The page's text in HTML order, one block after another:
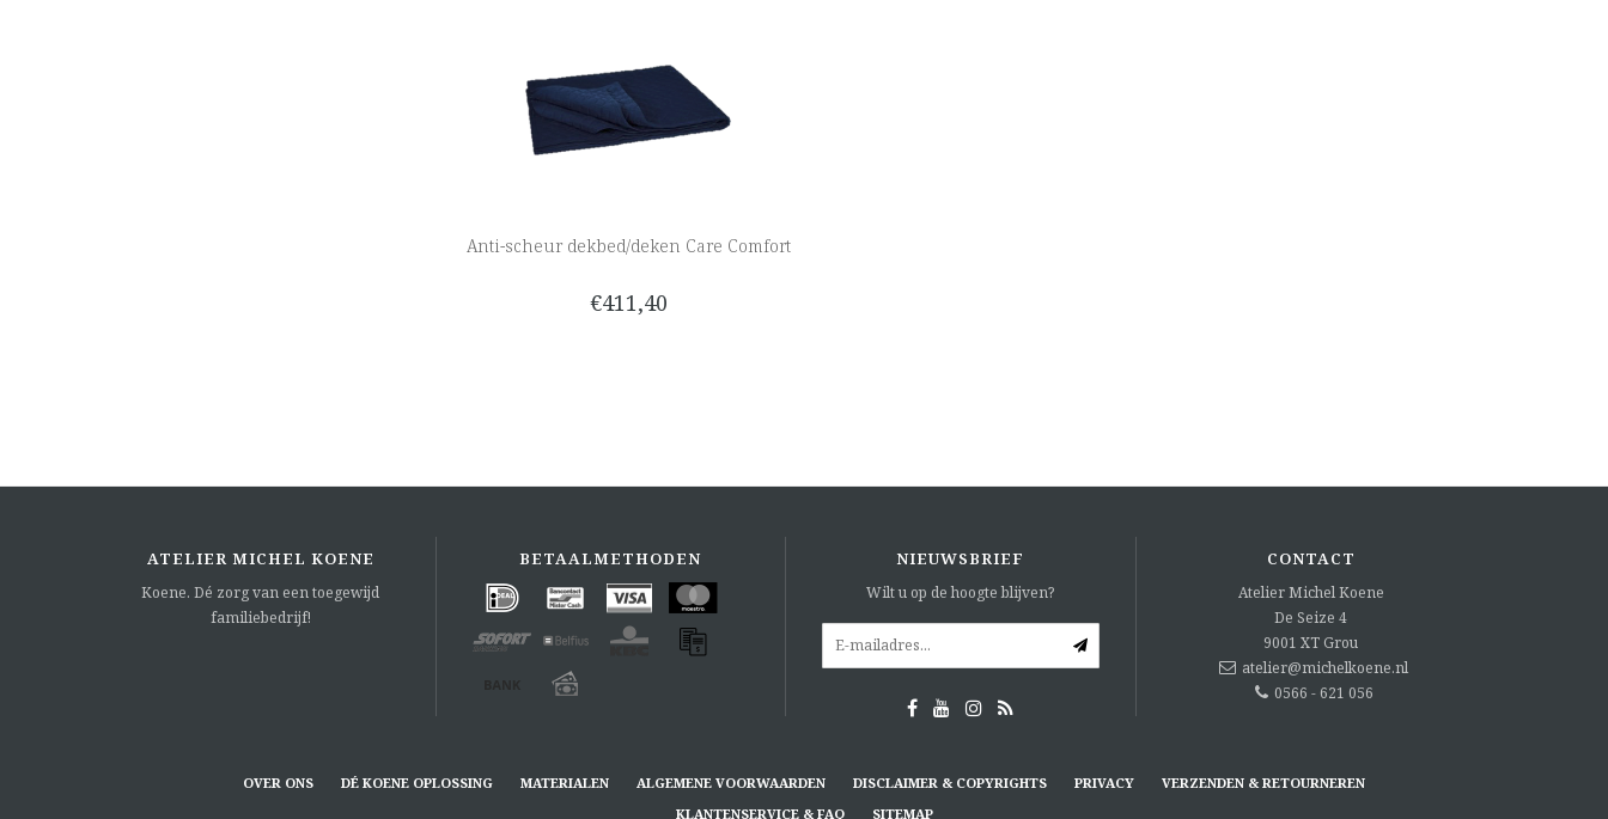
Anti-scheur dekbed/deken Care Comfort
€411,40
ATELIER MICHEL KOENE
Koene. Dé zorg van een toegewijd
familiebedrijf!
BETAALMETHODEN NIEUWSBRIEF
Wilt u op de hoogte blijven?
CONTACT
Atelier Michel Koene
De Seize 4
9001 XT Grou
atelier@michelkoene.nl
0566 - 621 056
OVER ONS DÉ KOENE OPLOSSING MATERIALEN ALGEMENE VOORWAARDEN DISCLAIMER & COPYRIGHTS PRIVACY
VERZENDEN & RETOURNEREN
KLANTENSERVICE & FAQ
SITEMAP